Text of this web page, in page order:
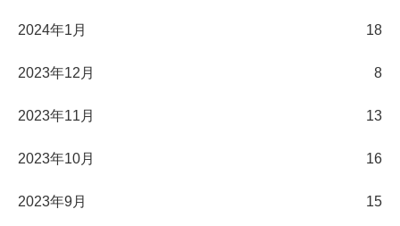
2024年1月 18
2023年12月 8
2023年11月 13
2023年10月 16
2023年9月 15